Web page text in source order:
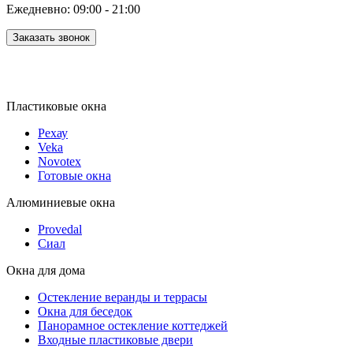
Ежедневно: 09:00 - 21:00
Заказать звонок
Пластиковые окна
Рехау
Veka
Novotex
Готовые окна
Алюминиевые окна
Provedal
Сиал
Окна для дома
Остекление веранды и террасы
Окна для беседок
Панорамное остекление коттеджей
Входные пластиковые двери